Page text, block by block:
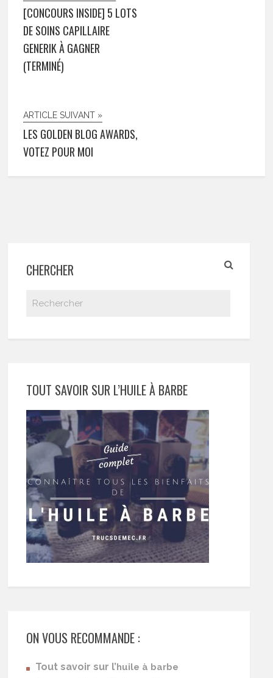
[CONCOURS INSIDE] 5 LOTS
DE SOINS CAPILLAIRE
GENERIK À GAGNER
(TERMINÉ)
ARTICLE SUIVANT »
LES GOLDEN BLOG AWARDS,
VOTEZ POUR MOI
CHERCHER
TOUT SAVOIR SUR L’HUILE À BARBE
ON VOUS RECOMMANDE :
Tout savoir sur l’huile à barbe